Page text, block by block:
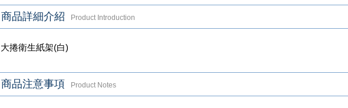
商品詳細介紹 Product Introduction
大捲衛生紙架(白)
商品注意事項 Product Notes